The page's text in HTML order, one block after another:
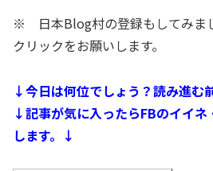
※ 日本Blog村の登録もしてみま
クリックをお願いします。
↓今日は何位でしょう？読み進む
↓記事が気に入ったらFBのイイネ
します。↓